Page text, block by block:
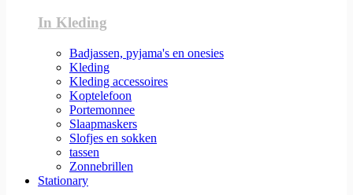
In Kleding
Badjassen, pyjama's en onesies
Kleding
Kleding accessoires
Koptelefoon
Portemonnee
Slaapmaskers
Slofjes en sokken
tassen
Zonnebrillen
Stationary